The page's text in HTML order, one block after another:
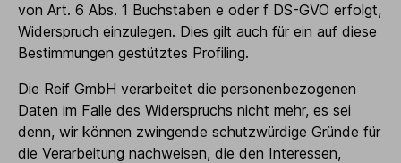
von Art. 6 Abs. 1 Buchstaben e oder f DS-GVO erfolgt,
Widerspruch einzulegen. Dies gilt auch für ein auf diese
Bestimmungen gestütztes Profiling.
Die Reif GmbH verarbeitet die personenbezogenen
Daten im Falle des Widerspruchs nicht mehr, es sei
denn, wir können zwingende schutzwürdige Gründe für
die Verarbeitung nachweisen, die den Interessen,